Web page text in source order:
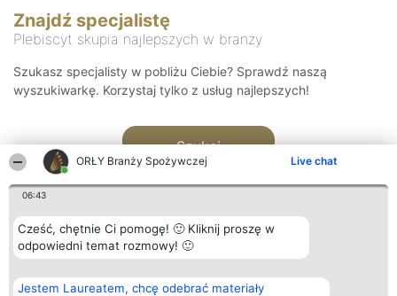
ORŁY Branży Spożywczej Live chat
06:43
Cześć, chętnie Ci pomogę! 🙂 Kliknij proszę w
odpowiedni temat rozmowy! 🙂
Jestem Laureatem, chcę odebrać materiały
Znajdź specjalistę
Plebiscyt skupia najlepszych w branży
Szukasz specjalisty w pobliżu Ciebie? Sprawdź naszą
wyszukiwarkę. Korzystaj tylko z usług najlepszych!
Szukaj
Organizator plebiscytu
Bright Side Solutions sp. z o.
Plebiscyt
Laureaci
Kontakt
Kontakt